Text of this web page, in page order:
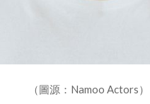
（圖源：Namoo Actors）